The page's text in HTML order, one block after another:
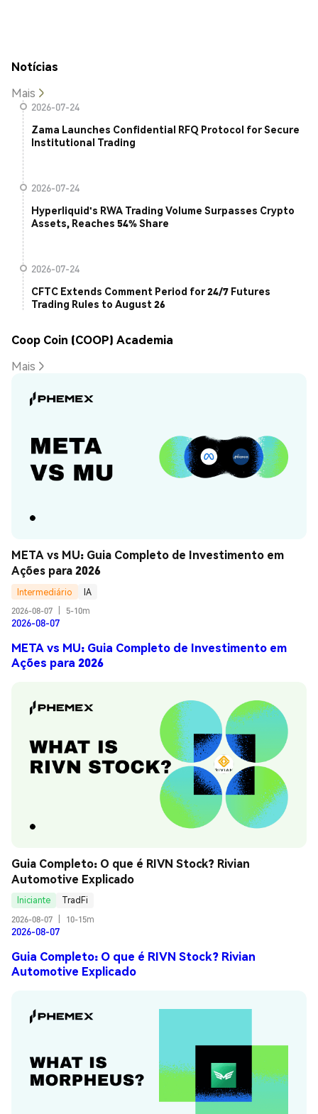
Notícias
Mais
2026-07-24
Zama Launches Confidential RFQ Protocol for Secure
Institutional Trading
2026-07-24
Hyperliquid's RWA Trading Volume Surpasses Crypto
Assets, Reaches 54% Share
2026-07-24
CFTC Extends Comment Period for 24/7 Futures
Trading Rules to August 26
Coop Coin (COOP) Academia
Mais
META vs MU: Guia Completo de Investimento em
Ações para 2026
Intermediário
IA
2026-08-07
5-10m
2026-08-07
META vs MU: Guia Completo de Investimento em
Ações para 2026
Guia Completo: O que é RIVN Stock? Rivian
Automotive Explicado
Iniciante
TradFi
2026-08-07
10-15m
2026-08-07
Guia Completo: O que é RIVN Stock? Rivian
Automotive Explicado